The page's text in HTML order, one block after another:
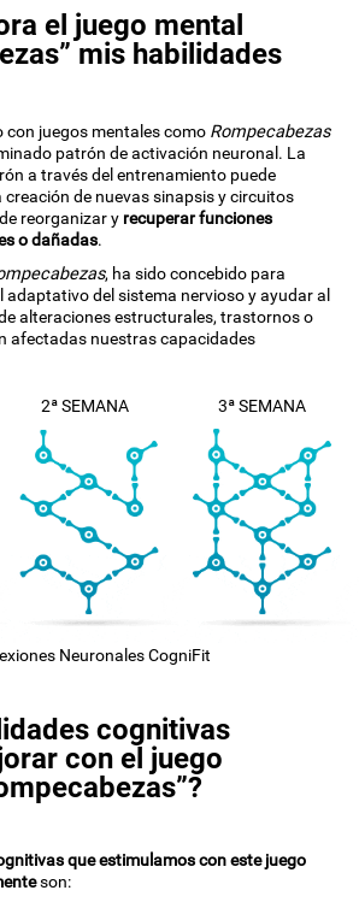
el juego mental
mis habilidades
con juegos mentales como Rompecabezas
patrón de activación neuronal. La
a través del entrenamiento puede
de nuevas sinapsis y circuitos
reorganizar y recuperar funciones
o dañadas.
, ha sido concebido para
adaptativo del sistema nervioso y ayudar al
alteraciones estructurales, trastornos o
afectadas nuestras capacidades
2ª SEMANA 3ª SEMANA
Neuronales CogniFit
cognitivas
con el juego
que estimulamos con este juego
son: